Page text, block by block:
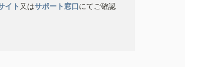
イト 又はサポート窓口にてご確認